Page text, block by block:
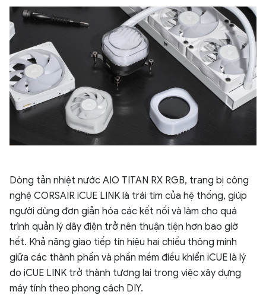
Dòng tản nhiệt nước AIO TITAN RX RGB, trang bị công
nghệ CORSAIR iCUE LINK là trái tim của hệ thống, giúp
người dùng đơn giản hóa các kết nối và làm cho quá
trình quản lý dây điện trở nên thuận tiện hơn bao giờ
hết. Khả năng giao tiếp tín hiệu hai chiều thông minh
giữa các thành phần và phần mềm điều khiển iCUE là lý
do iCUE LINK trở thành tương lai trong việc xây dựng
máy tính theo phong cách DIY.